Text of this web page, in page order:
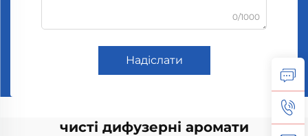
0/1000
Надіслати
чисті дифузерні аромати